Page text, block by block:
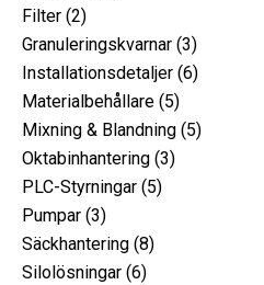
Filter 22
produkt
Granuleringskvarnar 33
produkt
Installationsdetaljer 66
Materialbehållare 55
produkt
Mixning & Blandning 55
Oktabinhantering 33
PLC-Styrningar 55
Pumpar 33
produkt
Säckhantering 88
Silolösningar 66